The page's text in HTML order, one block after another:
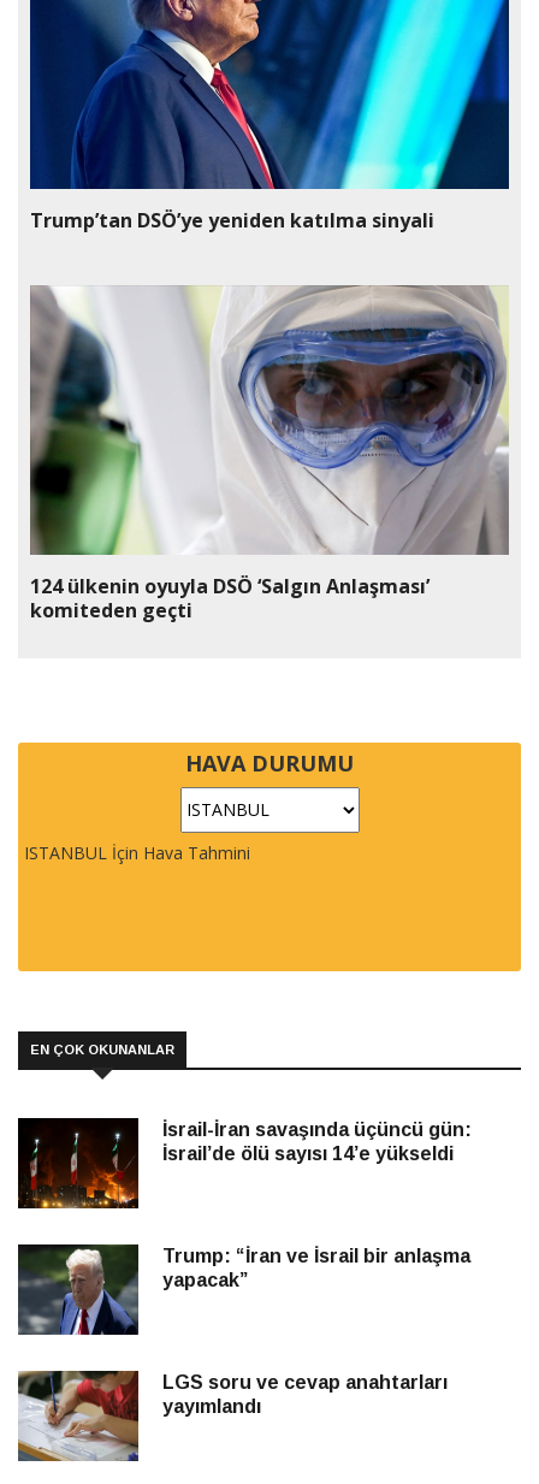
Trump’tan DSÖ’ye yeniden katılma sinyali
124 ülkenin oyuyla DSÖ ‘Salgın Anlaşması’
komiteden geçti
HAVA DURUMU
ISTANBUL İçin Hava Tahmini
EN ÇOK OKUNANLAR
İsrail-İran savaşında üçüncü gün:
İsrail’de ölü sayısı 14’e yükseldi
Trump: “İran ve İsrail bir anlaşma
yapacak”
LGS soru ve cevap anahtarları
yayımlandı